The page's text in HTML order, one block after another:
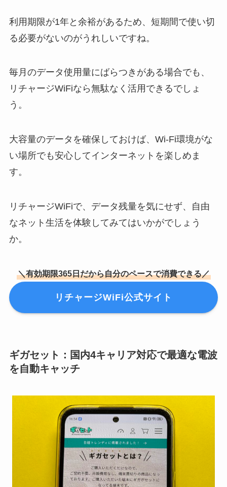
利用期限が1年と余裕があるため、短期間で使い切
る必要がないのがうれしいですね。
毎月のデータ使用量にばらつきがある場合でも、
リチャージWiFiなら無駄なく活用できるでしょ
う。
大容量のデータを確保しておけば、Wi-Fi環境がな
い場所でも安心してインターネットを楽しめま
す。
リチャージWiFiで、データ残量を気にせず、自由
なネット生活を体験してみてはいかがでしょう
か。
＼有効期限365日だから自分のペースで消費できる／
リチャージWiFi公式サイト
ギガセット：国内4キャリア対応で最適な電波
を自動キャッチ